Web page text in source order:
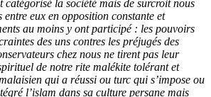
catégorisé la société mais de surcroit nous
entre eux en opposition constante et
au moins y ont participé : les pouvoirs
des uns contres les préjugés des
chez nous ne tirent pas leur
de notre rite malékite tolérant et
qui a réussi ou turc qui s’impose ou
l’islam dans sa culture persane mais